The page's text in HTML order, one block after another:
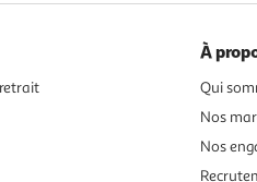
À
Qui
Nos
Nos